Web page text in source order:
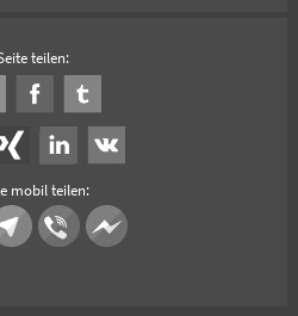
teilen:
mobil teilen: